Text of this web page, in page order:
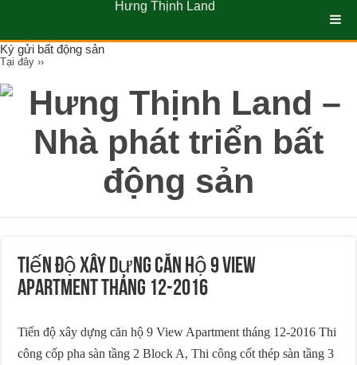
Ký gửi bất động sản
Tại đây ››
Tiến độ xây dựng căn hộ 9 View
Apartment tháng 12-2016
Tiến độ xây dựng căn hộ 9 View Apartment tháng 12-2016 Thi
công cốp pha sàn tầng 2 Block A, Thi công cốt thép sàn tầng 3
Hưng Thịnh Land